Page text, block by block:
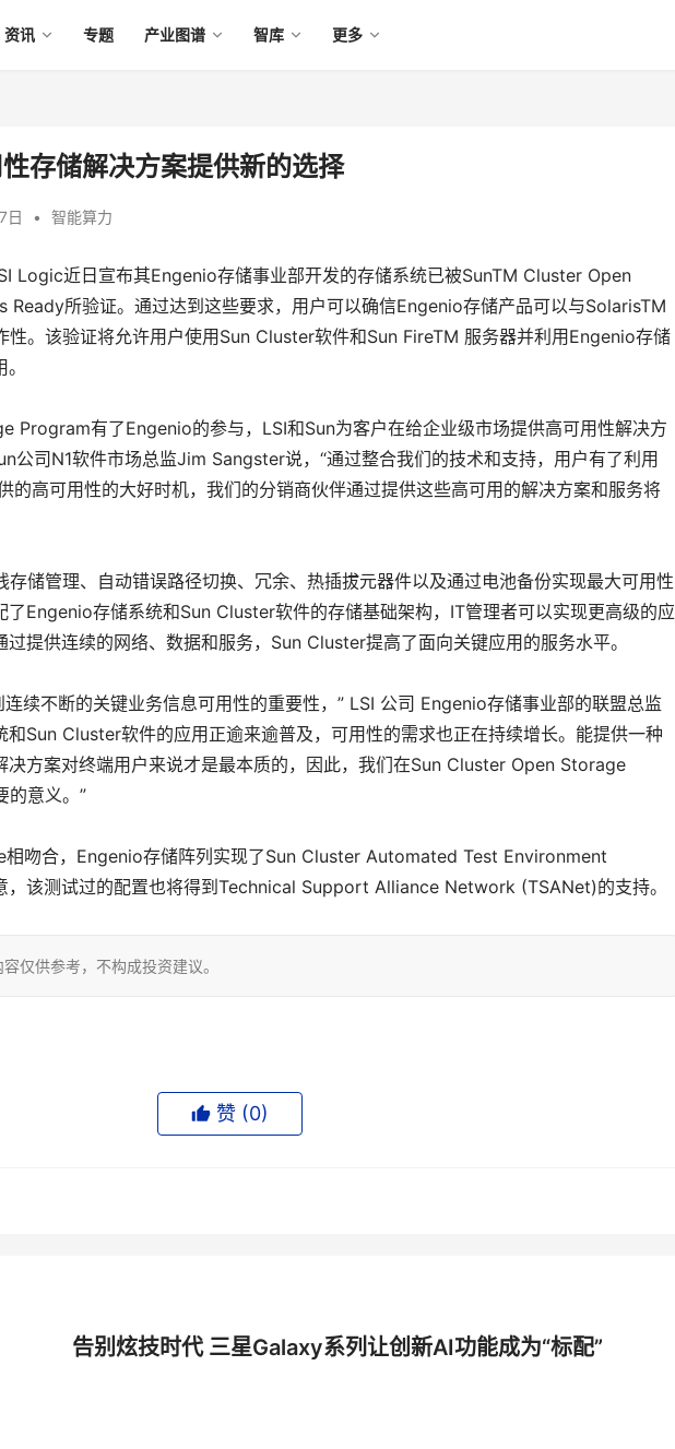
资讯 专题 产业图谱 智库 更多
存储解决方案提供新的选择
日 • 智能算力
Logic近日宣布其Engenio存储事业部开发的存储系统已被SunTM Cluster Open
所验证。通过达到这些要求，用户可以确信Engenio存储产品可以与SolarisTM
性。该验证将允许用户使用Sun Cluster软件和Sun FireTM 服务器并利用Engenio存储
Program有了Engenio的参与，LSI和Sun为客户在给企业级市场提供高可用性解决方
公司N1软件市场总监Jim Sangster说，“通过整合我们的技术和支持，用户有了利用
的高可用性的大好时机，我们的分销商伙伴通过提供这些高可用的解决方案和服务将
储管理、自动错误路径切换、冗余、热插拔元器件以及通过电池备份实现最大可用性
了Engenio存储系统和Sun Cluster软件的存储基础架构，IT管理者可以实现更高级的应
提供连续的网络、数据和服务，Sun Cluster提高了面向关键应用的服务水平。
续不断的关键业务信息可用性的重要性，” LSI 公司 Engenio存储事业部的联盟总监
Sun Cluster软件的应用正逾来逾普及，可用性的需求也正在持续增长。能提供一种
决方案对终端用户来说才是最本质的，因此，我们在Sun Cluster Open Storage
的意义。”
吻合，Engenio存储阵列实现了Sun Cluster Automated Test Environment
，该测试过的配置也将得到Technical Support Alliance Network (TSANet)的支持。
仅供参考，不构成投资建议。
赞 (0)
告别炫技时代 三星Galaxy系列让创新AI功能成为“标配”